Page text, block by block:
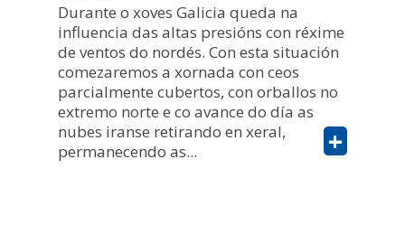
Durante o xoves Galicia queda na
influencia das altas presións con réxime
de ventos do nordés. Con esta situación
comezaremos a xornada con ceos
parcialmente cubertos, con orballos no
extremo norte e co avance do día as
nubes iranse retirando en xeral,
permanecendo as...
+